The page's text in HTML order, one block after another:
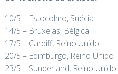
10/5 – Estocolmo, Suécia
14/5 – Bruxelas, Bélgica
17/5 – Cardiff, Reino Unido
20/5 – Edimburgo, Reino Unido
23/5 – Sunderland, Reino Unido